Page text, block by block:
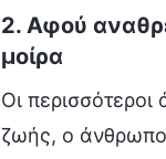
2. Αφού
μοίρα
Οι
ζωής, ο